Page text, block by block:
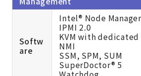
Softw
are
Intel® Node Manager
IPMI 2.0
KVM with dedicated
NMI
SSM, SPM, SUM
SuperDoctor® 5